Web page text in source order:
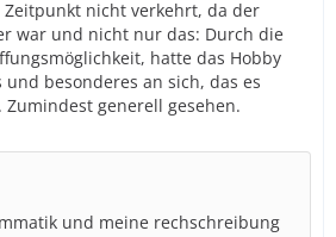
nicht verkehrt, da der
war und nicht nur das: Durch die
hatte das Hobby
besonderes an sich, das es
generell gesehen.
und meine rechschreibung